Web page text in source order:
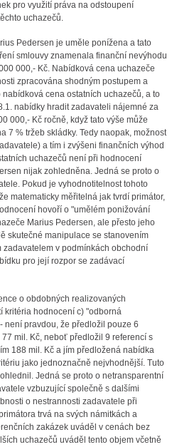
pro využití práva na odstoupení
uchazečů.
Pedersen je uměle ponížena a tato
smlouvy znamenala finanční nevýhodu
000,- Kč. Nabídková cena uchazeče
zpracována shodným postupem a
cena ostatních uchazečů, a to
nabídky hradit zadavateli nájemné za
000,- Kč ročně, když tato výše může
7 % tržeb skládky. Tedy naopak, možnost
a tím i zvýšeni finančních výhod
uchazečů není při hodnocení
nijak zohledněna. Jedná se proto o
Pokud je vyhodnotitelnost tohoto
matematicky měřitelná jak tvrdí primátor,
hovoří o "umělém ponižování
Marius Pedersen, ale přesto jeho
skutečné manipulace se stanovením
v podmínkách obchodní
pro její rozpor se zadávací
o obdobných realizovaných
kritéria hodnocení c) "odborná
není pravdou, že předložil pouze 6
mil. Kč, neboť předložil 9 referencí s
188 mil. Kč a jím předložená nabídka
jako jednoznačně nejvhodnější. Tuto
Jedná se proto o netransparentní
vzbuzující společně s dalšími
o nestrannosti zadavatele při
trvá na svých námitkách a
zakázek uváděl v cenách bez
uchazečů uváděl tento objem včetně